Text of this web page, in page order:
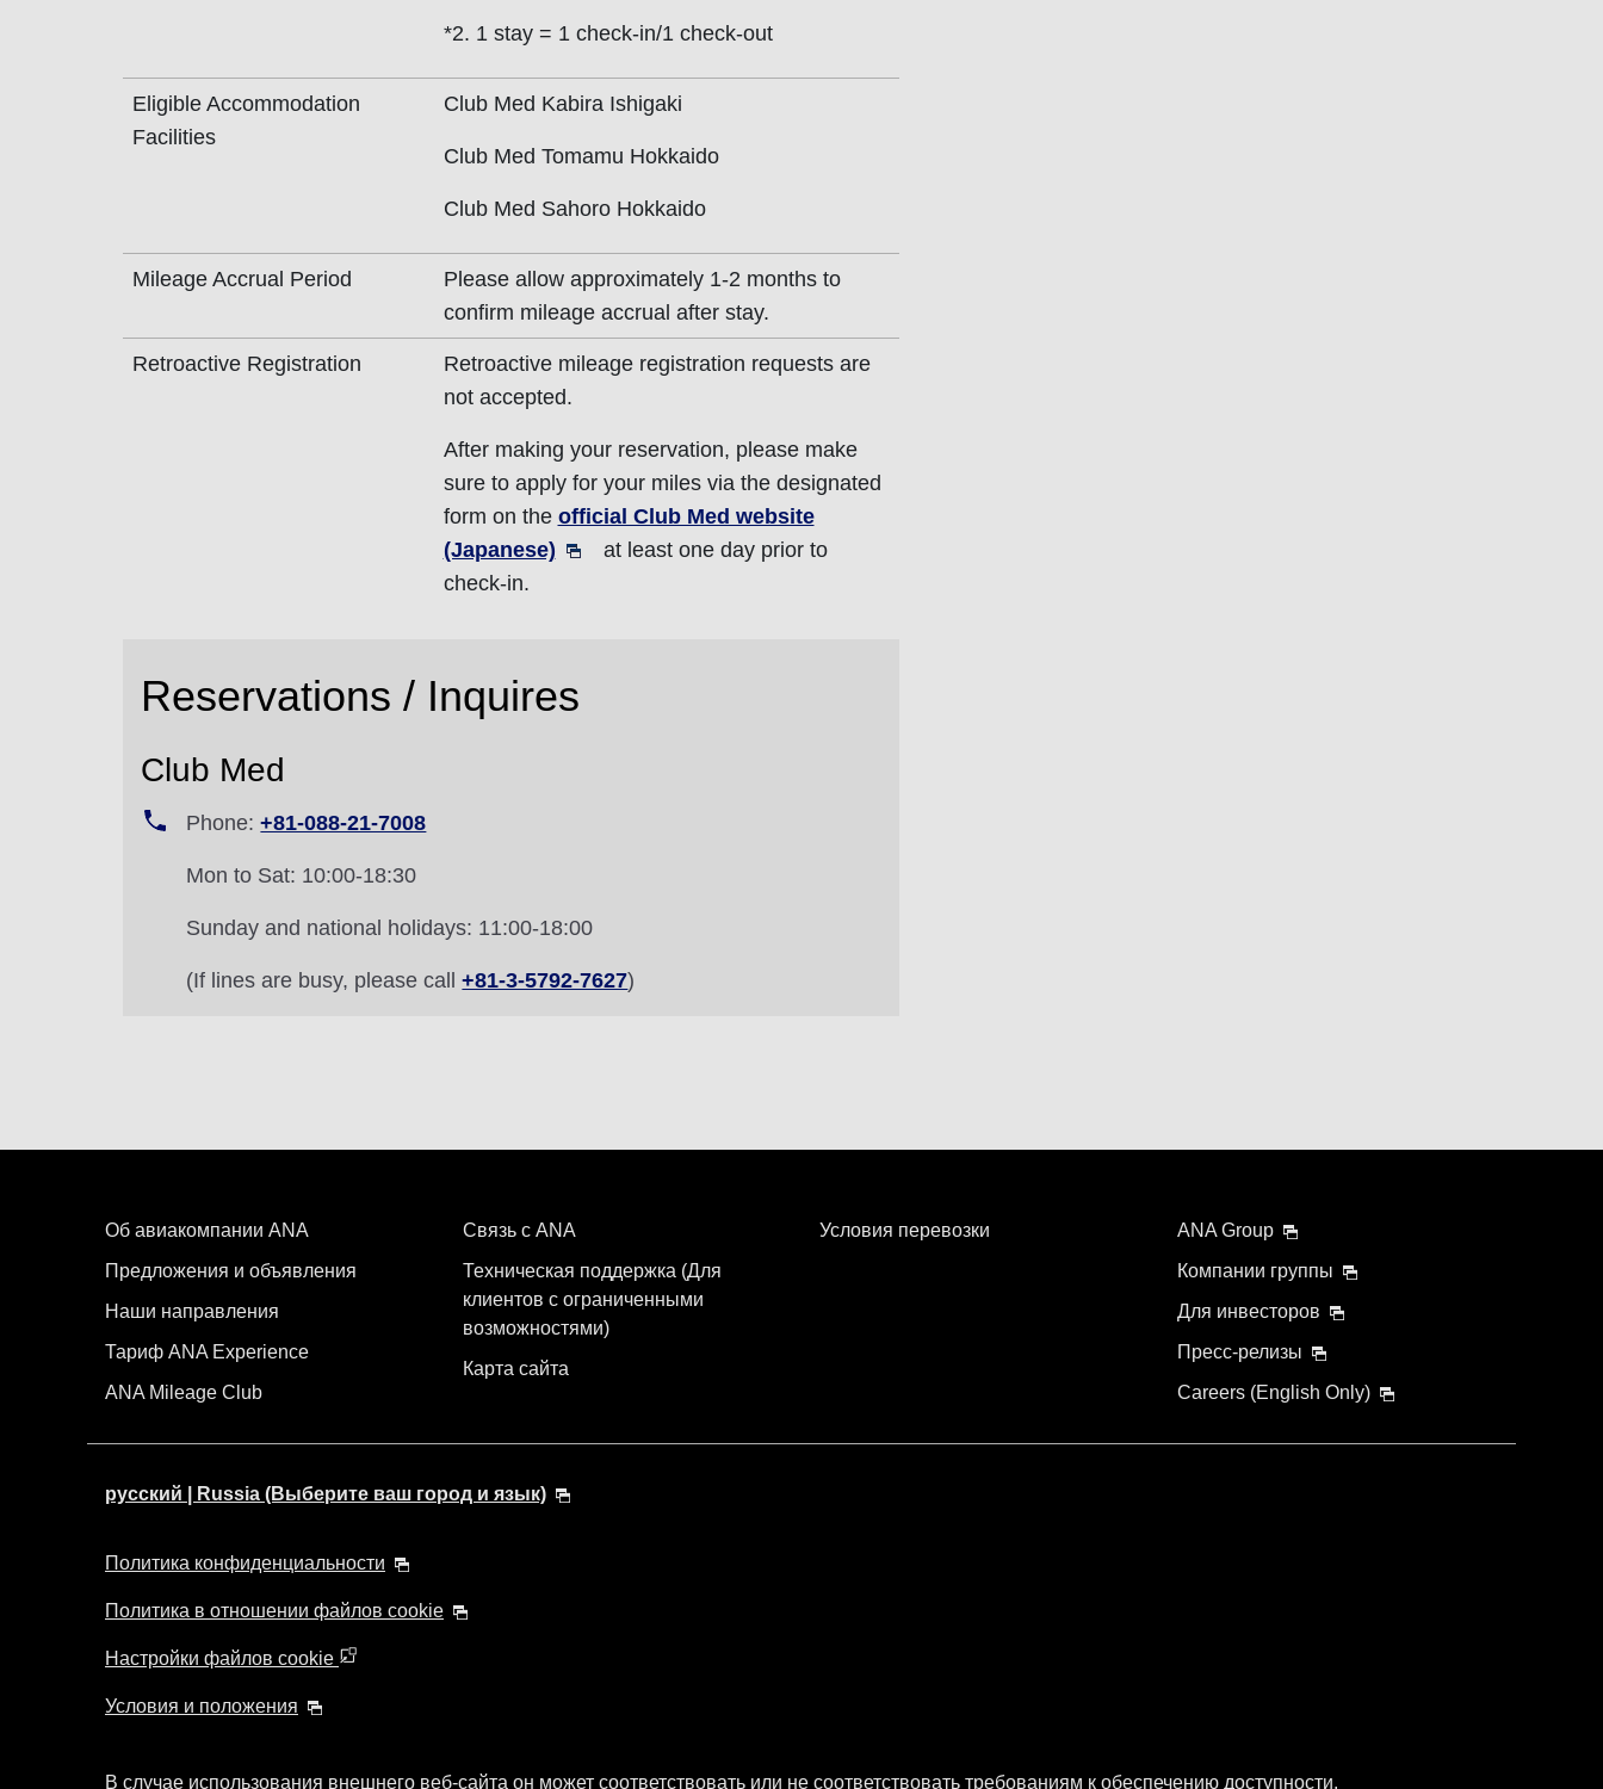
*2. 1 stay = 1 check-in/1 check-out
Eligible Accommodation
Facilities
Club Med Kabira Ishigaki
Club Med Tomamu Hokkaido
Club Med Sahoro Hokkaido
Mileage Accrual Period
Please allow approximately 1-2 months to
confirm mileage accrual after stay.
Retroactive Registration
Retroactive mileage registration requests are
not accepted.
After making your reservation, please make
sure to apply for your miles via the designated
form on the official Club Med website
(Japanese)
at least one day prior to
check-in.
Reservations / Inquires
Club Med
Phone:+81-088-21-7008
Mon to Sat: 10:00-18:30
Sunday and national holidays: 11:00-18:00
(If lines are busy, please call+81-3-5792-7627)
Об авиакомпании ANA
Предложения и объявления
Наши направления
Тариф ANA Experience
ANA Mileage Club
Связь с ANA
Техническая поддержка (Для
клиентов с ограниченными
возможностями)
Карта сайта
Условия перевозки
ANA Group
Компании группы
Для инвесторов
Пресс-релизы
Careers (English Only)
русский | Russia (Выберите ваш город и язык)
Политика конфиденциальности
Политика в отношении файлов cookie
Настройки файлов cookie
Условия и положения
В случае использования внешнего веб-сайта он может соответствовать или не соответствовать требованиям к обеспечению доступности.